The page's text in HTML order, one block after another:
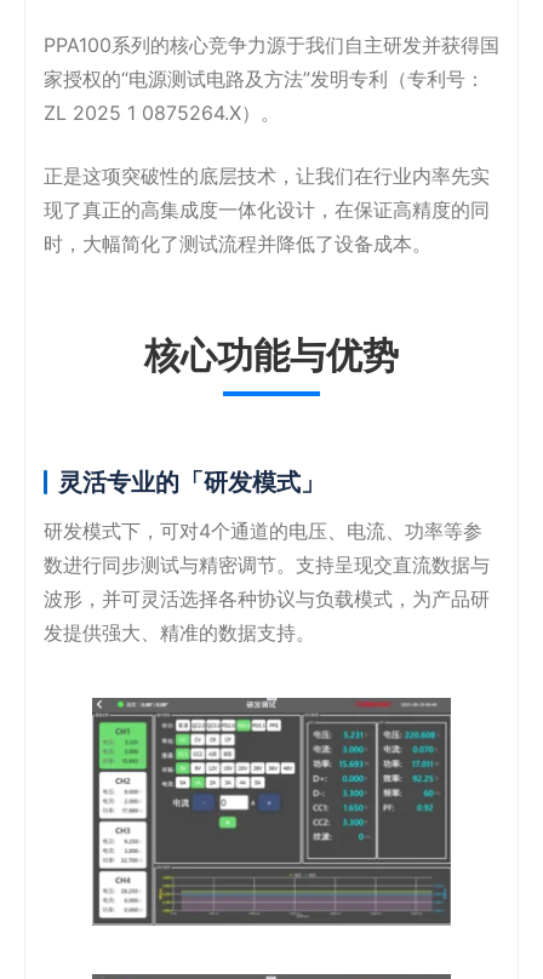
PPA100系列的核心竞争力源于我们自主研发并获得国
家授权的“电源测试电路及方法”发明专利（专利号：
ZL 2025 1 0875264.X）。
正是这项突破性的底层技术，让我们在行业内率先实
现了真正的高集成度一体化设计，在保证高精度的同
时，大幅简化了测试流程并降低了设备成本。
核心功能与优势
灵活专业的「研发模式」
研发模式下，可对4个通道的电压、电流、功率等参
数进行同步测试与精密调节。支持呈现交直流数据与
波形，并可灵活选择各种协议与负载模式，为产品研
发提供强大、精准的数据支持。